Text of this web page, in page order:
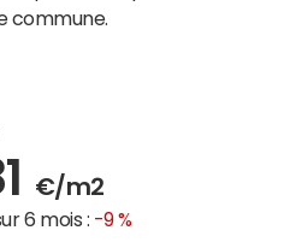
commune.
€/m2
6 mois : -9 %